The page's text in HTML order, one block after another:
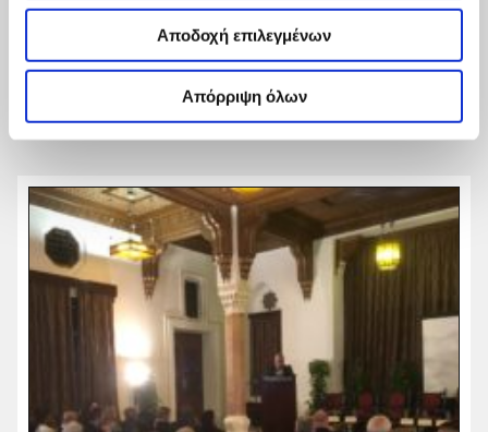
Αποδοχή επιλεγμένων
Απόρριψη όλων
Emeritus του Bloomberg News, Matt Winkler, ο οποίος
βρέθηκε στην Αθήνα μετά από ...
more...